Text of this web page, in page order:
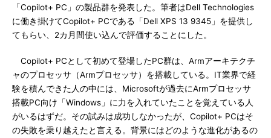
「Copilot+ PC」の製品群を発表した。筆者はDell Technologies
に働き掛けてCopilot+ PCである「Dell XPS 13 9345」を提供し
てもらい、2カ月間使い込んで評価することにした。
Copilot+ PCとして初めて登場したPC群は、Armアーキテクチ
ャのプロセッサ（Armプロセッサ）を搭載している。IT業界で経
験を積んできた人の中には、Microsoftが過去にArmプロセッサ
搭載PC向け「Windows」に力を入れていたことを覚えている人
がいるはずだ。その試みは成功しなかったが、Copilot+ PCはそ
の失敗を乗り越えたと言える。背景にはどのような進化があるの